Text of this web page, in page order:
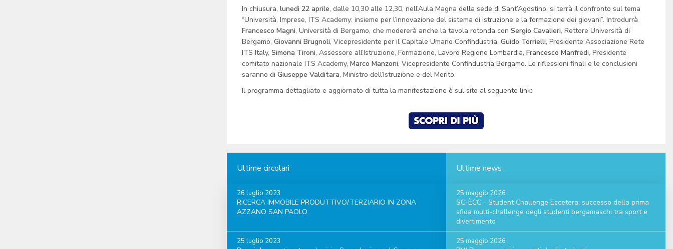
In chiusura, lunedì 22 aprile, dalle 10,30 alle 12,30, nell’Aula Magna della sede di Sant’Agostino, si terrà il confronto sul tema
“Università, Imprese, ITS Academy: insieme per l’innovazione del sistema di istruzione e la formazione dei giovani”. Introdurrà
Francesco Magni, Università di Bergamo, che modererà anche la tavola rotonda con Sergio Cavalieri, Rettore Università di
Bergamo, Giovanni Brugnoli, Vicepresidente per il Capitale Umano Confindustria, Guido Torrielli, Presidente Associazione Rete
ITS Italy, Simona Tironi, Assessore all’Istruzione, Formazione, Lavoro Regione Lombardia, Francesco Manfredi, Presidente
comitato nazionale ITS Academy, Marco Manzoni, Vicepresidente Confindustria Bergamo. Le riflessioni finali e le conclusioni
saranno di Giuseppe Valditara, Ministro dell’Istruzione e del Merito.
Il programma dettagliato e aggiornato di tutta la manifestazione è sul sito al seguente link:
Ultime circolari
26 luglio 2023
RICERCA IMMOBILE PRODUTTIVO/TERZIARIO IN ZONA
AZZANO SAN PAOLO
25 luglio 2023
Ultime news
25 maggio 2026
SC-ÈCC - Student Challenge Eccetera: successo della prima
sfida multi-challenge degli studenti bergamaschi tra sport e
divertimento
25 maggio 2026